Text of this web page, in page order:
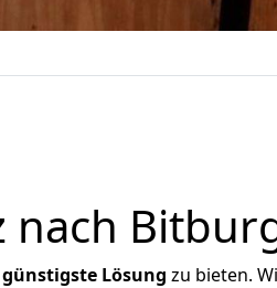
nach
günstigste Lösung zu bieten.